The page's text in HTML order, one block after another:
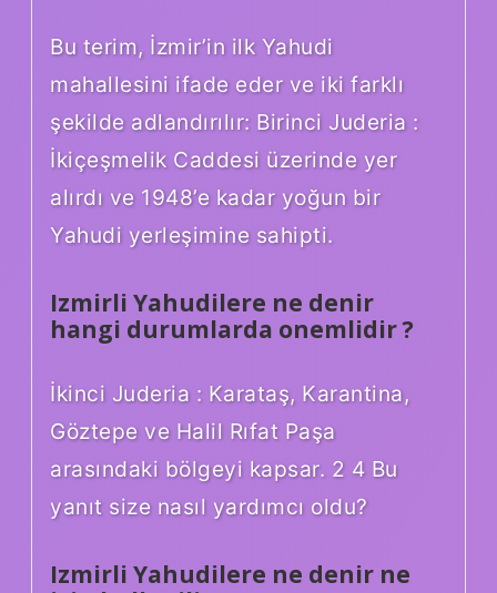
Bu terim, İzmir’in ilk Yahudi
mahallesini ifade eder ve iki farklı
şekilde adlandırılır: Birinci Juderia :
İkiçeşmelik Caddesi üzerinde yer
alırdı ve 1948’e kadar yoğun bir
Yahudi yerleşimine sahipti.
Izmirli Yahudilere ne denir
hangi durumlarda onemlidir ?
İkinci Juderia : Karataş, Karantina,
Göztepe ve Halil Rıfat Paşa
arasındaki bölgeyi kapsar. 2 4 Bu
yanıt size nasıl yardımcı oldu?
Izmirli Yahudilere ne denir ne